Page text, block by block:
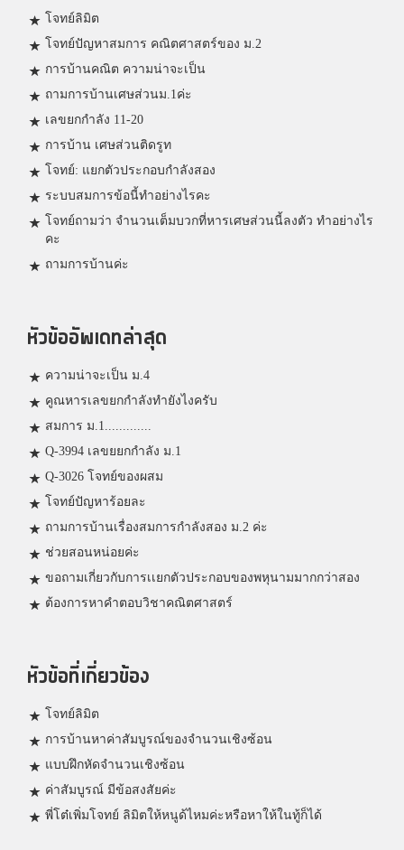
โจทย์ลิมิต
โจทย์ปัญหาสมการ คณิตศาสตร์ของ ม.2
การบ้านคณิต ความน่าจะเป็น
ถามการบ้านเศษส่วนม.1ค่ะ
เลขยกกำลัง 11-20
การบ้าน เศษส่วนติดรูท
โจทย์: แยกตัวประกอบกำลังสอง
ระบบสมการข้อนี้ทำอย่างไรคะ
โจทย์ถามว่า จำนวนเต็มบวกที่หารเศษส่วนนี้ลงตัว ทำอย่างไร
คะ
ถามการบ้านค่ะ
หัวข้ออัพเดทล่าสุด
ความน่าจะเป็น ม.4
คูณหารเลขยกกำลังทำยังไงครับ
สมการ ม.1.............
Q-3994 เลขยยกกำลัง ม.1
Q-3026 โจทย์ของผสม
โจทย์ปัญหาร้อยละ
ถามการบ้านเรื่องสมการกำลังสอง ม.2 ค่ะ
ช่วยสอนหน่อยค่ะ
ขอถามเกี่ยวกับการเเยกตัวประกอบของพหุนามมากกว่าสอง
ต้องการหาคำตอบวิชาคณิตศาสตร์
หัวข้อที่เกี่ยวข้อง
โจทย์ลิมิต
การบ้านหาค่าสัมบูรณ์ของจำนวนเชิงซ้อน
แบบฝึกหัดจำนวนเชิงซ้อน
ค่าสัมบูรณ์ มีข้อสงสัยค่ะ
พี่โต๋เพิ่มโจทย์ ลิมิตให้หนูด้ไหมค่ะหรือหาให้ในทู้ก็ได้